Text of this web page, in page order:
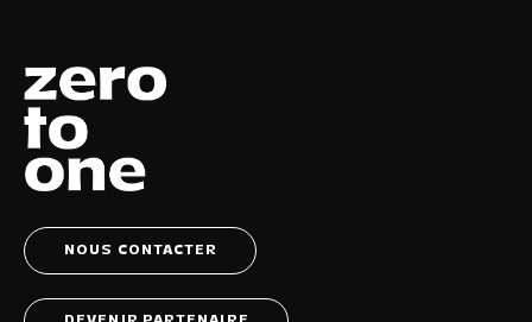
NOUS CONTACTER